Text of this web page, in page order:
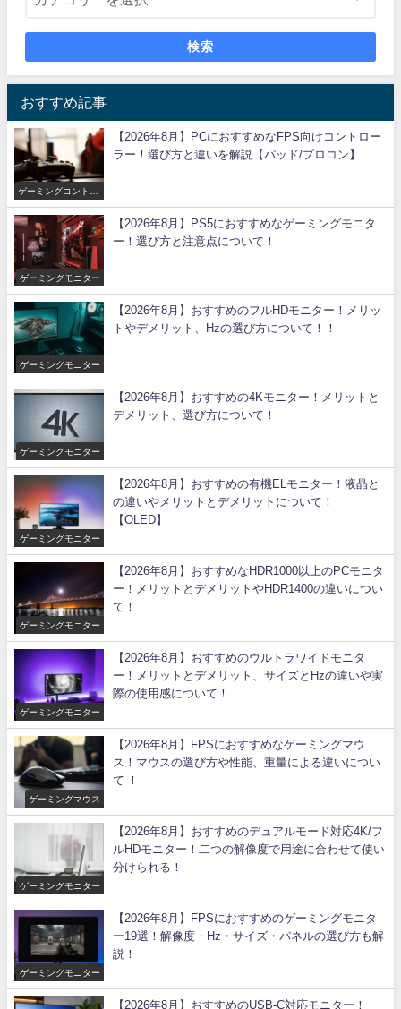
検索
おすすめ記事
ゲーミングコントロ
ーラー
【2026年8月】PCにおすすめなFPS向けコントロー
ラー！選び方と違いを解説【パッド/プロコン】
ゲーミングモニター
【2026年8月】PS5におすすめなゲーミングモニタ
ー！選び方と注意点について！
ゲーミングモニター
【2026年8月】おすすめのフルHDモニター！メリッ
トやデメリット、Hzの選び方について！！
ゲーミングモニター
【2026年8月】おすすめの4Kモニター！メリットと
デメリット、選び方について！
ゲーミングモニター
【2026年8月】おすすめの有機ELモニター！液晶と
の違いやメリットとデメリットについて！
【OLED】
ゲーミングモニター
【2026年8月】おすすめなHDR1000以上のPCモニタ
ー！メリットとデメリットやHDR1400の違いについ
て！
ゲーミングモニター
【2026年8月】おすすめのウルトラワイドモニタ
ー！メリットとデメリット、サイズとHzの違いや実
際の使用感について！
ゲーミングマウス
【2026年8月】FPSにおすすめなゲーミングマウ
ス！マウスの選び方や性能、重量による違いについ
て ！
ゲーミングモニター
【2026年8月】おすすめのデュアルモード対応4K/フ
ルHDモニター！二つの解像度で用途に合わせて使い
分けられる！
ゲーミングモニター
【2026年8月】FPSにおすすめのゲーミングモニタ
ー19選！解像度・Hz・サイズ・パネルの選び方も解
説！
【2026年8月】おすすめのUSB-C対応モニター！